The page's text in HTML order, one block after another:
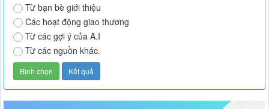
Từ bạn bè giới thiệu
Các hoạt động giao thương
Từ các gợi ý của A.I
Từ các nguồn khác.